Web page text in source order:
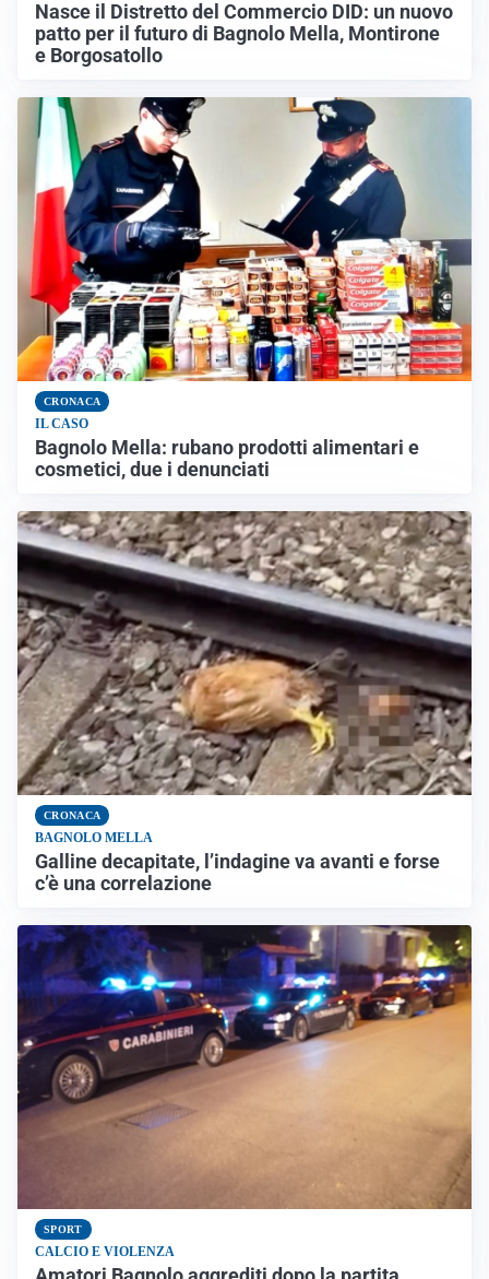
Nasce il Distretto del Commercio DID: un nuovo
patto per il futuro di Bagnolo Mella, Montirone
e Borgosatollo
CRONACA
IL CASO
Bagnolo Mella: rubano prodotti alimentari e
cosmetici, due i denunciati
CRONACA
BAGNOLO MELLA
Galline decapitate, l’indagine va avanti e forse
c’è una correlazione
SPORT
CALCIO E VIOLENZA